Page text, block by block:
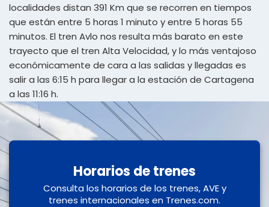
localidades distan 391 Km que se recorren en tiempos
que están entre 5 horas 1 minuto y entre 5 horas 55
minutos. El tren Avlo nos resulta más barato en este
trayecto que el tren Alta Velocidad, y lo más ventajoso
económicamente de cara a las salidas y llegadas es
salir a las 6:15 h para llegar a la estación de Cartagena
a las 11:16 h.
Horarios de trenes
Consulta los horarios de los trenes, AVE y
trenes internacionales en Trenes.com.